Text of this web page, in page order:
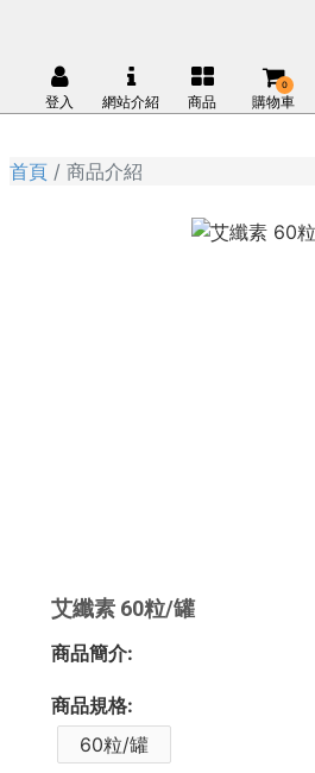
登入 網站介紹 商品 購物車
0
首頁 商品介紹
艾纖素 60粒/罐
商品簡介:
商品規格:
60粒/罐